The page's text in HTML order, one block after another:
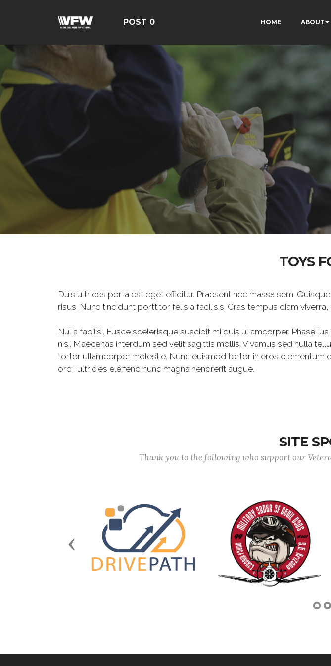
POST 0 HOME ABOUT
TOYS
Duis ultrices porta est eget efficitur. Praesent nec massa sem.
risus. Nunc tincidunt porttitor felis a facilisis. Cras tempus diam
Nulla facilisi. Fusce scelerisque suscipit mi quis ullamcorper.
nisi. Maecenas interdum sed velit sagittis mollis. Vivamus sed nulla
tortor ullamcorper molestie. Nunc euismod tortor in eros
orci, ultricies eleifend nunc magna hendrerit augue.
SITE
Thank you to the following who support our
Previous